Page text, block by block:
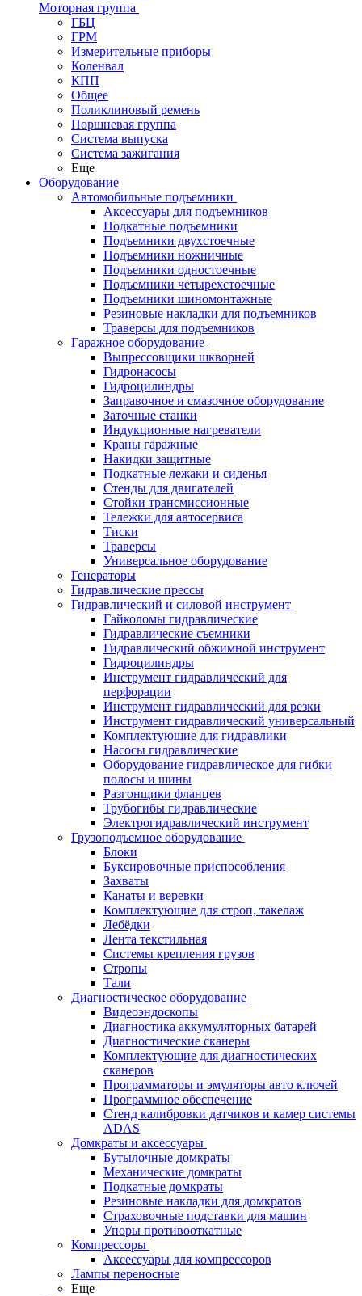
Моторная группа
ГБЦ
ГРМ
Измерительные приборы
Коленвал
КПП
Общее
Поликлиновый ремень
Поршневая группа
Система выпуска
Система зажигания
Еще
Оборудование
Автомобильные подъемники
Аксессуары для подъемников
Подкатные подъемники
Подъемники двухстоечные
Подъемники ножничные
Подъемники одностоечные
Подъемники четырехстоечные
Подъемники шиномонтажные
Резиновые накладки для подъемников
Траверсы для подъемников
Гаражное оборудование
Выпрессовщики шкворней
Гидронасосы
Гидроцилиндры
Заправочное и смазочное оборудование
Заточные станки
Индукционные нагреватели
Краны гаражные
Накидки защитные
Подкатные лежаки и сиденья
Стенды для двигателей
Стойки трансмиссионные
Тележки для автосервиса
Тиски
Траверсы
Универсальное оборудование
Генераторы
Гидравлические прессы
Гидравлический и силовой инструмент
Гайколомы гидравлические
Гидравлические съемники
Гидравлический обжимной инструмент
Гидроцилиндры
Инструмент гидравлический для
перфорации
Инструмент гидравлический для резки
Инструмент гидравлический универсальный
Комплектующие для гидравлики
Насосы гидравлические
Оборудование гидравлическое для гибки
полосы и шины
Разгонщики фланцев
Трубогибы гидравлические
Электрогидравлический инструмент
Грузоподъемное оборудование
Блоки
Буксировочные приспособления
Захваты
Канаты и веревки
Комплектующие для строп, такелаж
Лебёдки
Лента текстильная
Системы крепления грузов
Стропы
Тали
Диагностическое оборудование
Видеоэндоскопы
Диагностика аккумуляторных батарей
Диагностические сканеры
Комплектующие для диагностических
сканеров
Программаторы и эмуляторы авто ключей
Программное обеспечение
Стенд калибровки датчиков и камер системы
ADAS
Домкраты и аксессуары
Бутылочные домкраты
Механические домкраты
Подкатные домкраты
Резиновые накладки для домкратов
Страховочные подставки для машин
Упоры противооткатные
Компрессоры
Аксессуары для компрессоров
Лампы переносные
Еще